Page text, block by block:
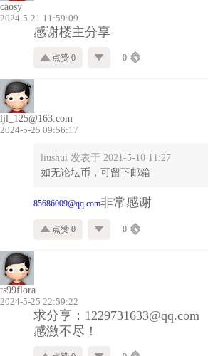
caosy
2024-5-21 11:59:09
感谢楼主分享
点赞 0 0
ljl_125@163.com
2024-5-25 09:56:17
liushui 发表于 2021-5-10 11:27
如无论坛币，可留下邮箱
85686009@qq.com非常感谢
点赞 0 0
ts99flora
2024-5-25 22:59:22
求分享：1229731633@qq.com
感激不尽！